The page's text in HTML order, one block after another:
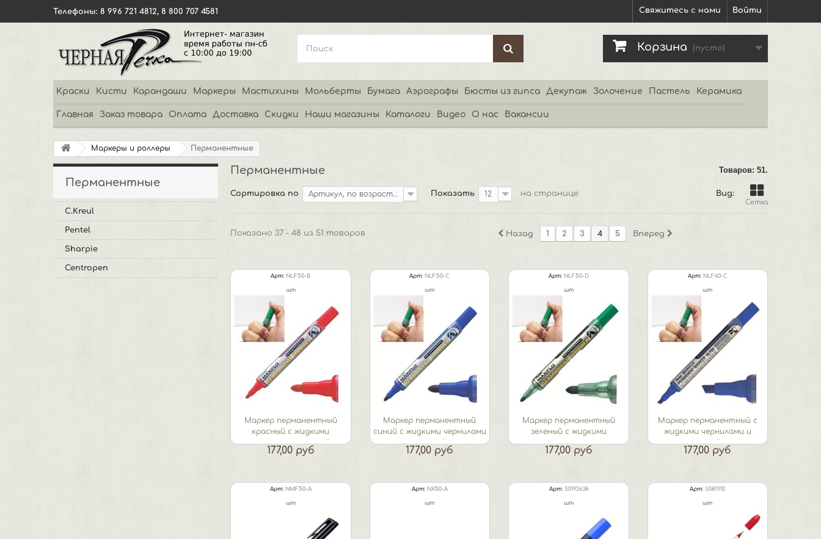
Войти
Свяжитесь с нами
Телефоны: 8 996 721 4812, 8 800 707 4581
Корзина (пусто)
Краски Кисти Карандаши Маркеры Мастихины Мольберты Бумага Аэрографы Бюсты из гипса Декупаж Золочение Пастель Керамика
Главная Заказ товара Оплата Доставка Скидки Наши магазины Каталоги Видео О нас Вакансии
Маркеры и роллеры Перманентные
Перманентные
C.Kreul
Pentel
Sharpie
Centropen
Перманентные Товаров: 51.
Вид:
Сетка
Сортировка по Артикул, по возрастанию Показать 12 на странице
Назад 1 2 3 4 5 Вперед
Показано 37 - 48 из 51 товаров
Арт: NLF50-B
шт
Маркер перманентный
красный с жидкими
чернилами и кнопкой...
177,00 руб
Арт: NLF50-C
шт
Маркер перманентный
синий с жидкими чернилами
и кнопкой...
177,00 руб
Арт: NLF50-D
шт
Маркер перманентный
зеленый с жидкими
чернилами и...
177,00 руб
Арт: NLF60-C
шт
Маркер перманентный с
жидкими чернилами и
кнопкой...
177,00 руб
Арт: NMF50-A
шт
Арт: NX50-A
шт
Арт: S0192638
шт
Арт: S0811110
шт